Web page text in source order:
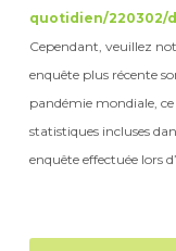
quotidien/220302/
Cependant, veuillez
enquête plus récente
pandémie mondiale,
statistiques incluses
enquête effectuée lors